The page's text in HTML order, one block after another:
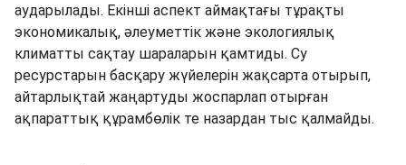
аударылады. Екінші аспект аймақтағы тұрақты
экономикалық, әлеуметтік және экологиялық
климатты сақтау шараларын қамтиды. Су
ресурстарын басқару жүйелерін жақсарта отырып,
айтарлықтай жаңартуды жоспарлап отырған
ақпараттық құрамбөлік те назардан тыс қалмайды.